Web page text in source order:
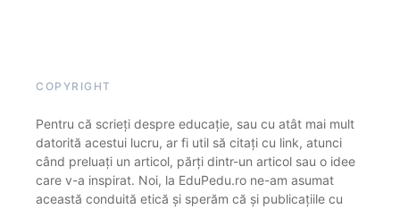
COPYRIGHT
Pentru că scrieți despre educație, sau cu atât mai mult
datorită acestui lucru, ar fi util să citați cu link, atunci
când preluați un articol, părți dintr-un articol sau o idee
care v-a inspirat. Noi, la EduPedu.ro ne-am asumat
această conduită etică și sperăm că și publicațiile cu